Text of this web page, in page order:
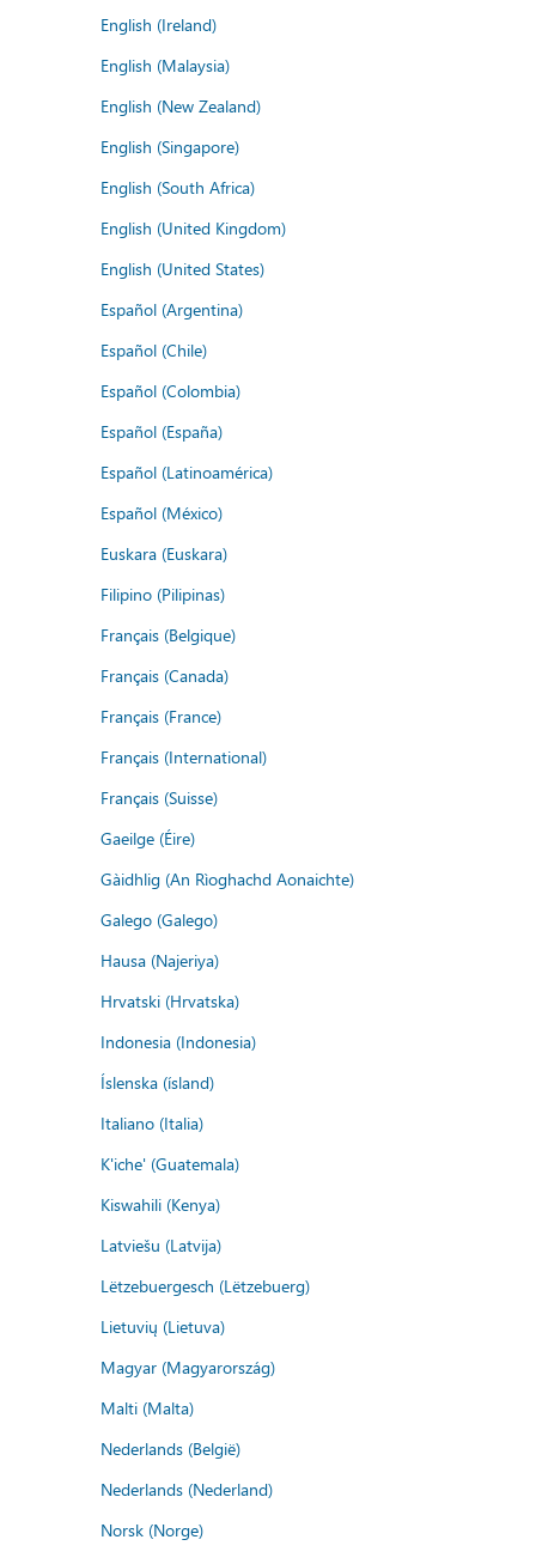
English (Ireland)
English (Malaysia)
English (New Zealand)
English (Singapore)
English (South Africa)
English (United Kingdom)
English (United States)
Español (Argentina)
Español (Chile)
Español (Colombia)
Español (España)
Español (Latinoamérica)
Español (México)
Euskara (Euskara)
Filipino (Pilipinas)
Français (Belgique)
Français (Canada)
Français (France)
Français (International)
Français (Suisse)
Gaeilge (Éire)
Gàidhlig (An Rìoghachd Aonaichte)
Galego (Galego)
Hausa (Najeriya)
Hrvatski (Hrvatska)
Indonesia (Indonesia)
Íslenska (ísland)
Italiano (Italia)
K'iche' (Guatemala)
Kiswahili (Kenya)
Latviešu (Latvija)
Lëtzebuergesch (Lëtzebuerg)
Lietuvių (Lietuva)
Magyar (Magyarország)
Malti (Malta)
Nederlands (België)
Nederlands (Nederland)
Norsk (Norge)